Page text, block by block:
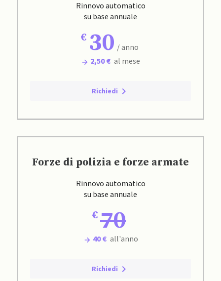
Rinnovo automatico
su base annuale
30 / anno
2,50 € al mese
Richiedi
Forze di polizia e forze armate
Rinnovo automatico
su base annuale
70
40 € all'anno
Richiedi